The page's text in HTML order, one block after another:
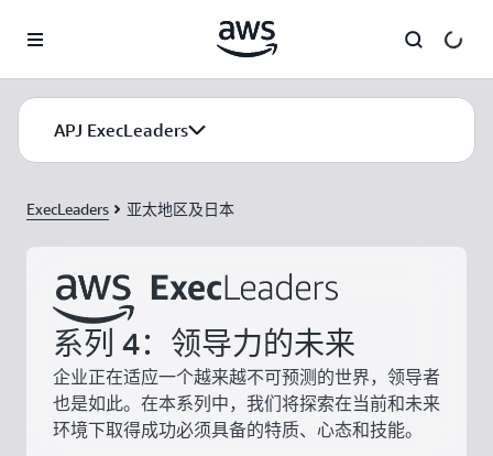
APJ ExecLeaders
ExecLeaders 亚太地区及日本
系列 4：领导力的未来
企业正在适应一个越来越不可预测的世界，领导者
也是如此。在本系列中，我们将探索在当前和未来
环境下取得成功必须具备的特质、心态和技能。